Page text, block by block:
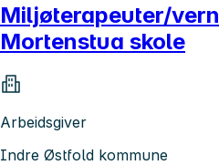
Miljøterapeuter/
Mortenstua skole
Arbeidsgiver
Indre Østfold kommune